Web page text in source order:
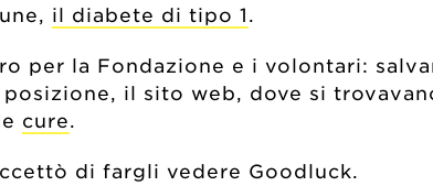
il diabete di tipo 1 .
per la Fondazione e i volontari:
il sito web, dove si
cure.
di fargli vedere Goodluck.